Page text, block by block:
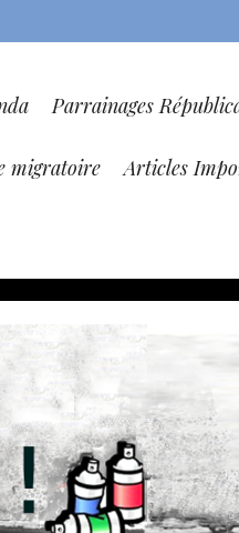
Parrainages
migratoire Articles